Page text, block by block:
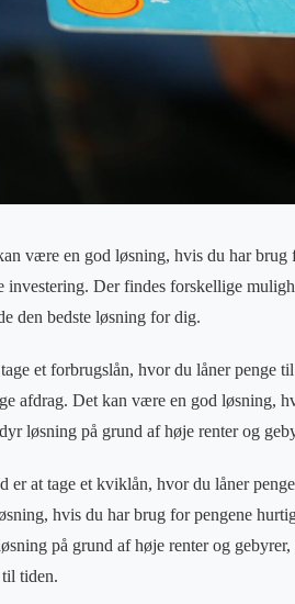
være en god løsning, hvis du har
investering. Der findes forskellige
den bedste løsning for dig.
et forbrugslån, hvor du låner penge
afdrag. Det kan være en god løsning,
løsning på grund af høje renter og
er at tage et kviklån, hvor du låner
hvis du har brug for pengene
på grund af høje renter og
tiden.